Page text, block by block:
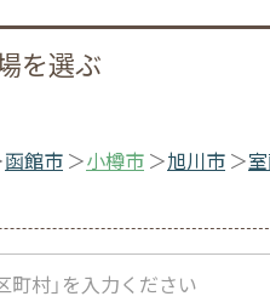
を選ぶ
函館市 小樽市 旭川市